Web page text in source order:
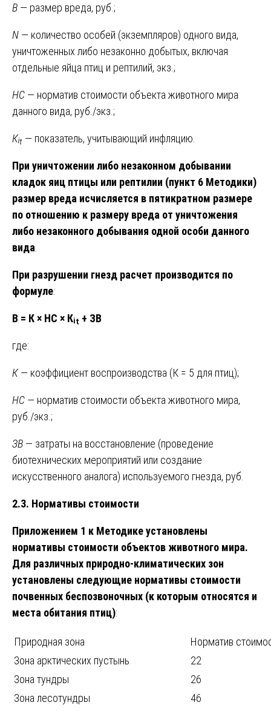
В — размер вреда, руб.;
N — количество особей (экземпляров) одного вида,
уничтоженных либо незаконно добытых, включая
отдельные яйца птиц и рептилий, экз.;
НС — норматив стоимости объекта животного мира
данного вида, руб./экз.;
Кᵢₜ — показатель, учитывающий инфляцию.
При уничтожении либо незаконном добывании
кладок яиц птицы или рептилии (пункт 6 Методики)
размер вреда исчисляется в пятикратном размере
по отношению к размеру вреда от уничтожения
либо незаконного добывания одной особи данного
вида
При разрушении гнезд расчет производится по
формуле:
В = К × НС × Кᵢₜ + ЗВ
где:
К — коэффициент воспроизводства (К = 5 для птиц);
НС — норматив стоимости объекта животного мира,
руб./экз.;
ЗВ — затраты на восстановление (проведение
биотехнических мероприятий или создание
искусственного аналога) используемого гнезда, руб.
2.3. Нормативы стоимости
Приложением 1 к Методике установлены
нормативы стоимости объектов животного мира.
Для различных природно-климатических зон
установлены следующие нормативы стоимости
почвенных беспозвоночных (к которым относятся и
места обитания птиц):
Природная зона
Норматив
Зона арктических пустынь
22
Зона тундры
26
Зона лесотундры
46